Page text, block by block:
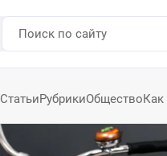
СтатьиРубрикиОбществоКак